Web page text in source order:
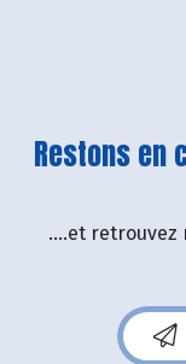
Restons en
....et retrouvez